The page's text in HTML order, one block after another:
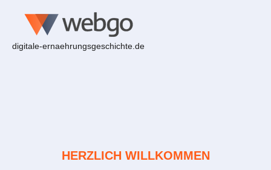
digitale-ernaehrungsgeschichte.de
HERZLICH WILLKOMMEN